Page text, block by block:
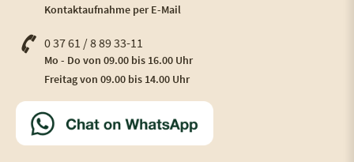
Kontaktaufnahme per E-Mail
0 37 61 / 8 89 33-11
Mo - Do von 09.00 bis 16.00 Uhr
Freitag von 09.00 bis 14.00 Uhr